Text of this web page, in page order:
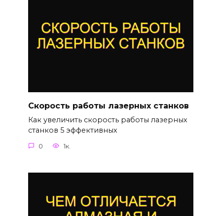
Скорость работы лазерных станков
Как увеличить скорость работы лазерных
станков 5 эффективных
0 1к.